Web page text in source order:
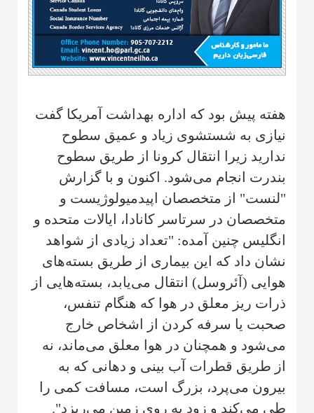
هفته پیش بود که اداره بهداشت آمریکا گفت
نیازی به شستشوی زیاد و عمیق سطوح
ندارید زیرا انتقال کرونا از طریق سطوح
بندرت انجام می‌شود. اکنون و با گزارش
"لنست" از متخصصان اپیدمیولوژیست و
متخصصان در سرتاسر کانادا، ایالات متحده و
انگلیس چنین آمده: "تعداد زیادی از شواهد
نشان داد که این بیماری از طریق بسته‌های
هوایی (آئروسل) انتقال می‌یابد، بسته‌هایی از
ذرات ریز معلق در هوا که هنگام تنفس،
صحبت یا سرفه کردن از اشخاص خارج
می‌شود و همچنان در هوا معلق می‌ماند، نه
از طریق قطرات آب بینی و دهانی که به
بیرون می‌پرد، بزرگ است، مسافت کمی را
طی می‌کند و زود به روی زمین می‌ریزد".